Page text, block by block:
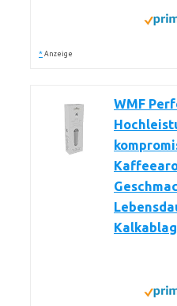
* Anzeige
WMF